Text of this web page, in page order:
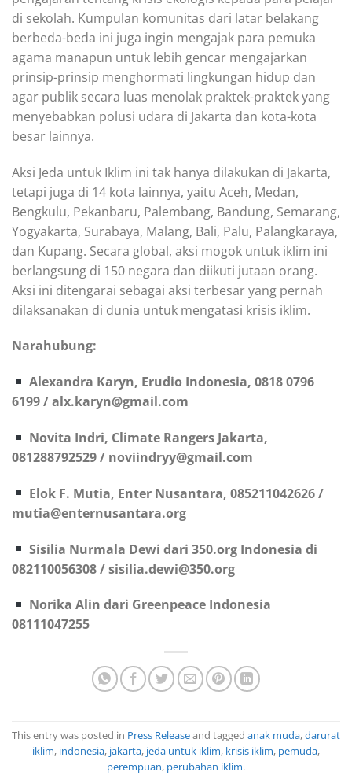
di sekolah. Kumpulan komunitas dari latar belakang
berbeda-beda ini juga ingin mengajak para pemuka
agama manapun untuk lebih gencar mengajarkan
prinsip-prinsip menghormati lingkungan hidup dan
agar publik secara luas menolak praktek-praktek yang
menyebabkan polusi udara di Jakarta dan kota-kota
besar lainnya.
Aksi Jeda untuk Iklim ini tak hanya dilakukan di Jakarta,
tetapi juga di 14 kota lainnya, yaitu Aceh, Medan,
Bengkulu, Pekanbaru, Palembang, Bandung, Semarang,
Yogyakarta, Surabaya, Malang, Bali, Palu, Palangkaraya,
dan Kupang. Secara global, aksi mogok untuk iklim ini
berlangsung di 150 negara dan diikuti jutaan orang.
Aksi ini ditengarai sebagai aksi terbesar yang pernah
dilaksanakan di dunia untuk mengatasi krisis iklim.
Narahubung:
Alexandra Karyn, Erudio Indonesia, 0818 0796
6199 / alx.karyn@gmail.com
Novita Indri, Climate Rangers Jakarta,
081288792529 / noviindryy@gmail.com
Elok F. Mutia, Enter Nusantara, 085211042626 /
mutia@enternusantara.org
Sisilia Nurmala Dewi dari 350.org Indonesia di
082110056308 / sisilia.dewi@350.org
Norika Alin dari Greenpeace Indonesia
08111047255
This entry was posted in Press Releaseand tagged anak muda,darurat
iklim, indonesia, jakarta, jeda untuk iklim, krisis iklim, pemuda,
perempuan, perubahan iklim.